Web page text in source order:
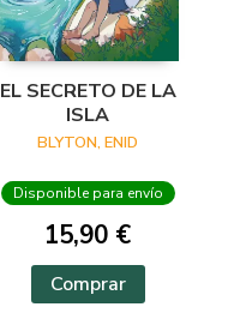
EL SECRETO DE LA
ISLA
BLYTON, ENID
Disponible para envío
15,90 €
Comprar